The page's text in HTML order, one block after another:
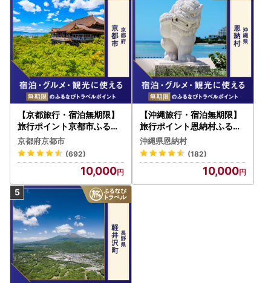
【京都旅行・宿泊無期限】
旅行ポイント京都市ふるな
びトラベルポイント
京都府京都市
(692)
10,000
【沖縄旅行・宿泊無期限】
旅行ポイント恩納村ふるな
びトラベルポイント
沖縄県恩納村
(182)
10,000